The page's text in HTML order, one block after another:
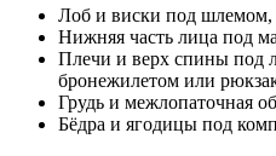
Лоб и виски под шлемом,
Нижняя часть лица под
Плечи и верх спины под
бронежилетом или
Грудь и межлопаточная
Бёдра и ягодицы под